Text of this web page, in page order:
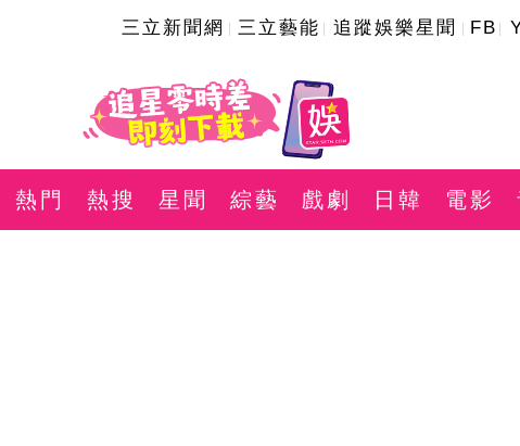
三立新聞網 三立藝能 追蹤娛樂星聞 FB
熱門 熱搜 星聞 綜藝 戲劇 日韓 電影